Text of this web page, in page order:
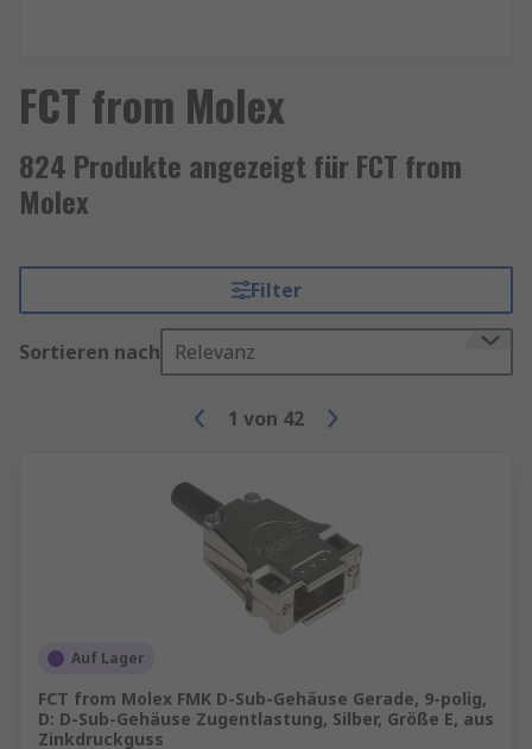
FCT from Molex
824 Produkte angezeigt für FCT from
Molex
Filter
Sortieren nach Relevanz
1 von 42
Auf Lager
FCT from Molex FMK D-Sub-Gehäuse Gerade, 9-polig,
D: D-Sub-Gehäuse Zugentlastung, Silber, Größe E, aus
Zinkdruckguss